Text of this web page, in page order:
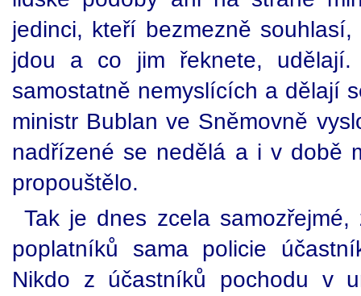
jedinci, kteří bezmezně
jdou a co jim řeknete,
samostatně nemyslících a dělají
ministr Bublan ve Sněmovně
nadřízené se nedělá a i v době
propouštělo.
Tak je dnes zcela
poplatníků sama policie
Nikdo z účastníků pochodu v